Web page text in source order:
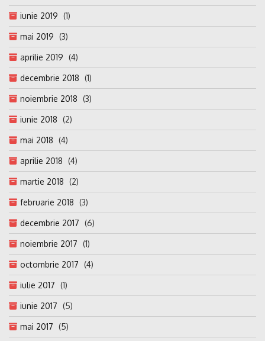
iunie 2019 (1)
mai 2019 (3)
aprilie 2019 (4)
decembrie 2018 (1)
noiembrie 2018 (3)
iunie 2018 (2)
mai 2018 (4)
aprilie 2018 (4)
martie 2018 (2)
februarie 2018 (3)
decembrie 2017 (6)
noiembrie 2017 (1)
octombrie 2017 (4)
iulie 2017 (1)
iunie 2017 (5)
mai 2017 (5)